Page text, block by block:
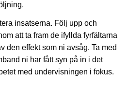
insatserna. Följ upp och
att ta fram de ifyllda fyrfältarna
den effekt som ni avsåg. Ta med
ni har fått syn på in i det
med undervisningen i fokus.